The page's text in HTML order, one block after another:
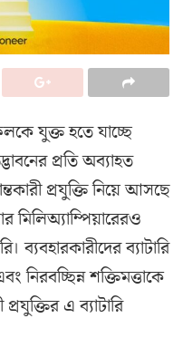
যুক্ত হতে যাচ্ছে
প্রতি অব্যাহত
প্রযুক্তি নিয়ে আসছে
মিলিঅ্যাম্পিয়ারেরও
ব্যবহারকারীদের ব্যাটারি
নিরবচ্ছিন্ন শক্তিমত্তাকে
এ ব্যাটারি